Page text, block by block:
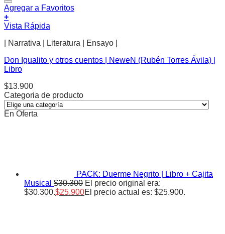
Agregar a Favoritos
+
Vista Rápida
| Narrativa | Literatura | Ensayo |
Don Igualito y otros cuentos | NeweN (Rubén Torres Ávila) |
Libro
$13.900
Categoria de producto
En Oferta
PACK: Duerme Negrito | Libro + Cajita
Musical $30.300 El precio original era:
$30.300.$25.900El precio actual es: $25.900.